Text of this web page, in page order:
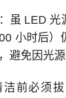
虽 LED 光
小时后）
避免因光
洁前必须